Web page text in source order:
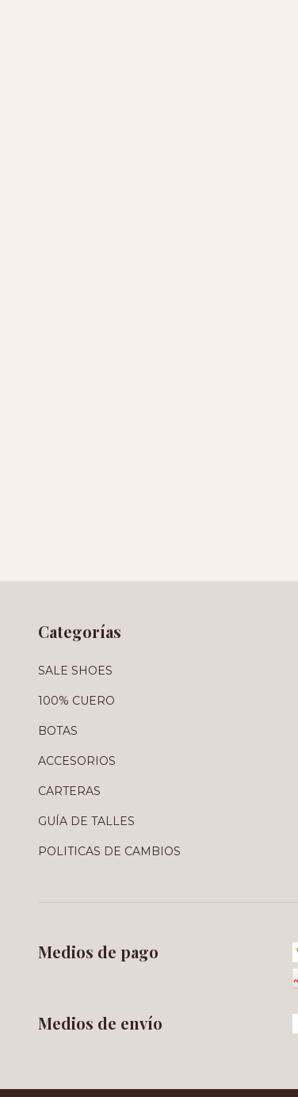
Categorías
SALE SHOES
100% CUERO
BOTAS
ACCESORIOS
CARTERAS
GUÍA DE TALLES
POLITICAS DE CAMBIOS
Medios de pago
Medios de envío